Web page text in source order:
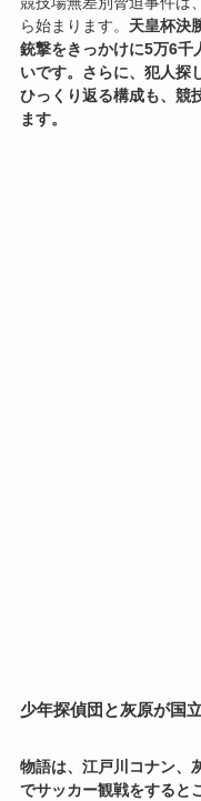
ら始まります。 天皇杯決
銃撃をきっかけに5万6千
いです。 さらに、犯人探
ひっくり返る構成も、競
ます。
少年探偵団と灰原が国
物語は、江戸川コナン、
でサッカー観戦をすると